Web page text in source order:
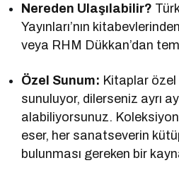
Nereden Ulaşılabilir?
Yayınları’nın
veya RHM Dükkan’dan
Özel Sunum: Kitaplar
sunuluyor, dilerseniz ayrı
alabiliyorsunuz.
eser, her sanatseverin
bulunması gereken bir